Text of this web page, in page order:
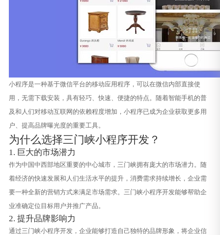
小程序是一种基于微信平台的移动应用程序，可以在微信内部直接使
用，无需下载安装，具有轻巧、快速、便捷的特点。随着智能手机的普
及和人们对移动互联网的依赖程度增加，小程序已成为企业获取更多用
户、提高品牌曝光度的重要工具。
为什么选择三门峡小程序开发？
1. 巨大的市场潜力
作为中国中西部地区重要的中心城市，三门峡拥有庞大的市场潜力。随
着经济的快速发展和人们生活水平的提升，消费需求持续增长，企业需
要一种全新的营销方式来满足市场需求。三门峡小程序开发能够帮助企
业准确定位目标用户并推广产品。
2. 提升品牌影响力
通过三门峡小程序开发，企业能够打造自己独特的品牌形象，将企业信